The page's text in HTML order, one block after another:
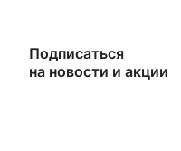
Подписаться
на новости и акции